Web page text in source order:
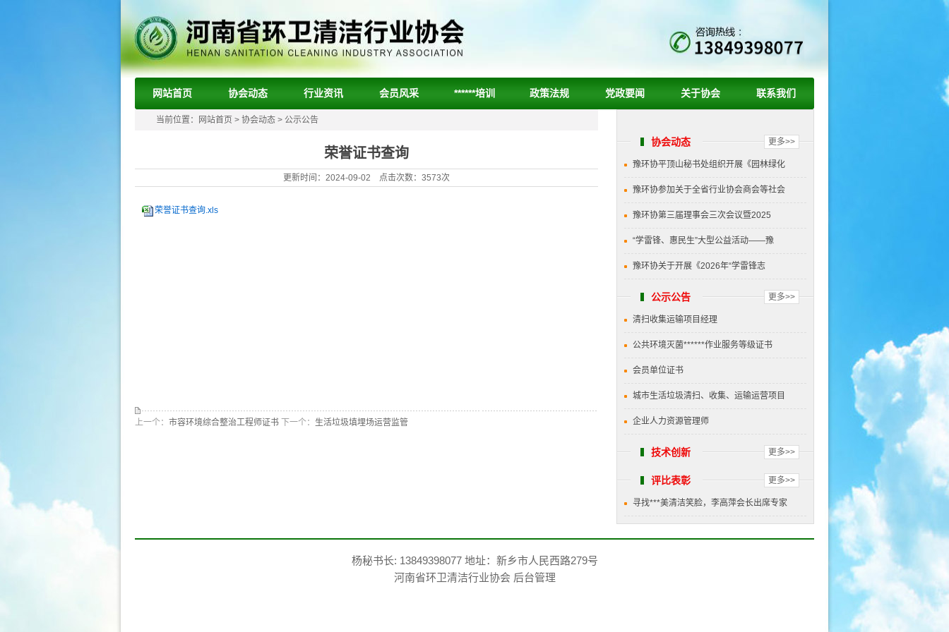
网站首页 协会动态 行业资讯 会员风采 ******培训 政策法规 党政要闻 关于协会 联系我们
更多>>
协会动态
豫环协平顶山秘书处组织开展《园林绿化
豫环协参加关于全省行业协会商会等社会
豫环协第三届理事会三次会议暨2025
“学雷锋、惠民生”大型公益活动——豫
豫环协关于开展《2026年“学雷锋志
更多>>
公示公告
清扫收集运输项目经理
公共环境灭菌******作业服务等级证书
会员单位证书
城市生活垃圾清扫、收集、运输运营项目
企业人力资源管理师
更多>>
技术创新
更多>>
评比表彰
寻找***美清洁笑脸，李高萍会长出席专家
当前位置： 网站首页 > 协会动态 > 公示公告
荣誉证书查询
更新时间：2024-09-02 点击次数：3573次
荣誉证书查询.xls
上一个： 市容环境综合整治工程师证书 下一个： 生活垃圾填埋场运营监管
杨秘书长: 13849398077 地址：新乡市人民西路279号
河南省环卫清洁行业协会 后台管理